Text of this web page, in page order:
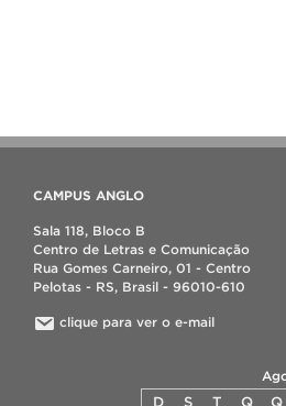
CAMPUS ANGLO
Sala 118, Bloco B
Centro de Letras e Comunicação
Rua Gomes Carneiro, 01 - Centro
Pelotas - RS, Brasil - 96010-610
clique para ver o e-mail
D S T Q Q